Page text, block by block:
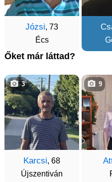
Józsi, 73
Écs
Őket már láttad?
Karcsi, 68
Újszentiván
3 9